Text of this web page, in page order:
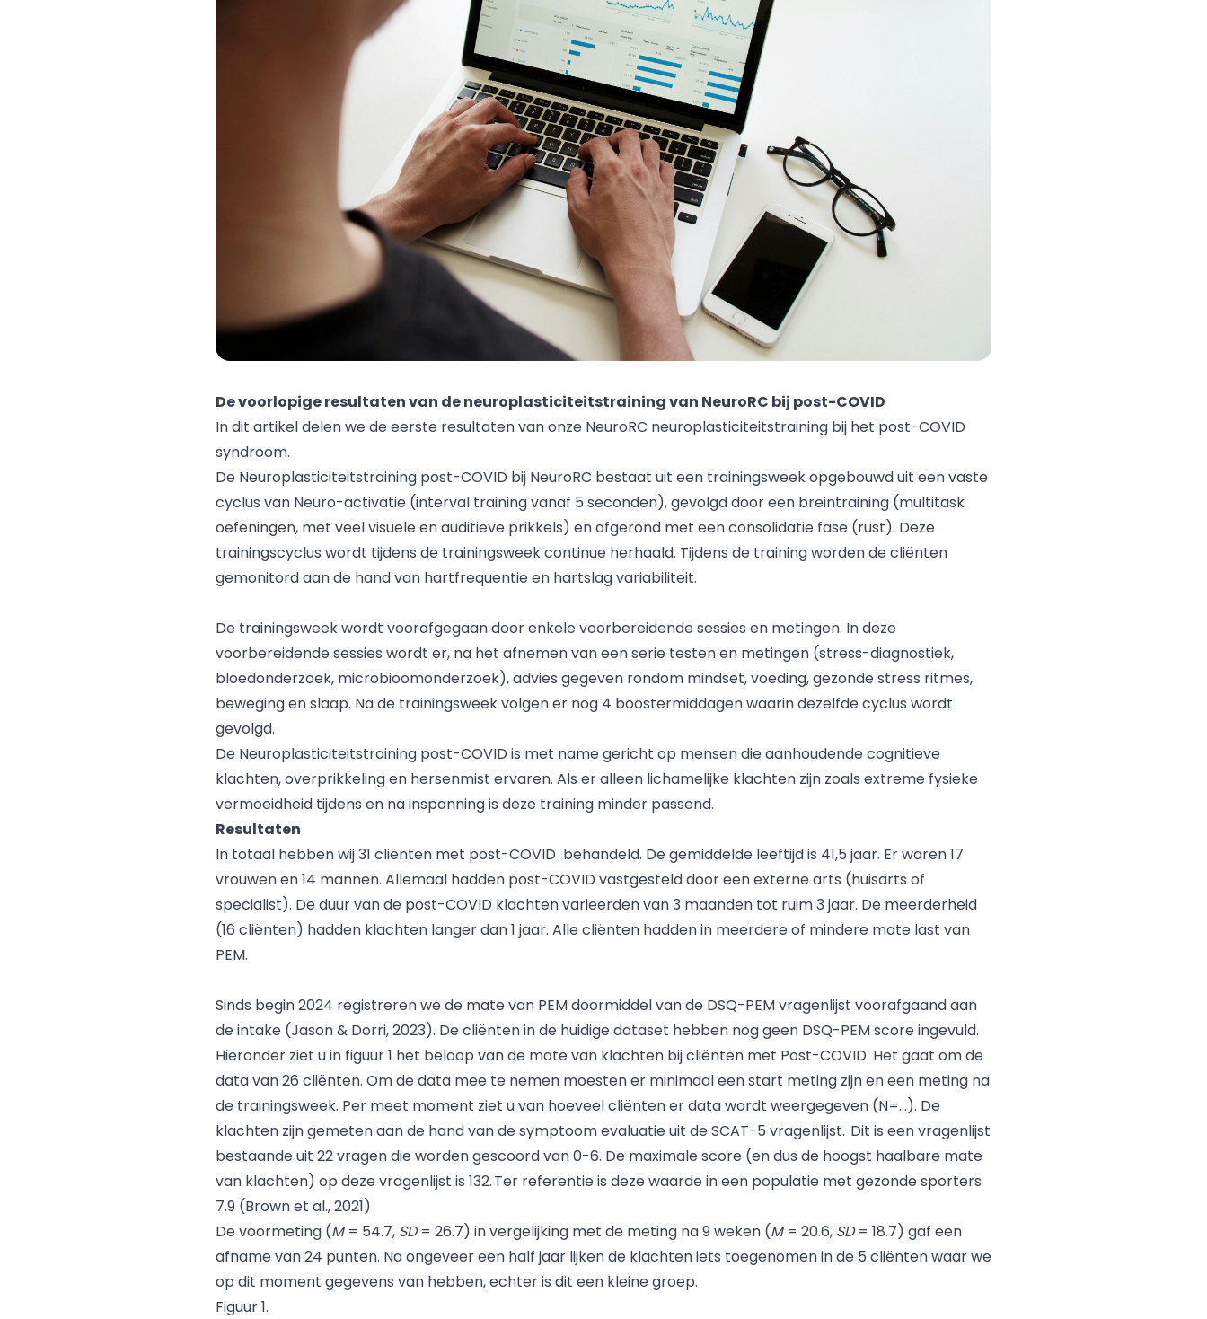
De voorlopige resultaten van de neuroplasticiteitstraining van NeuroRC bij post-COVID
In dit artikel delen we de eerste resultaten van onze NeuroRC neuroplasticiteitstraining bij het post-COVID
syndroom.
De Neuroplasticiteitstraining post-COVID bij NeuroRC bestaat uit een trainingsweek opgebouwd uit een vaste
cyclus van Neuro-activatie (interval training vanaf 5 seconden), gevolgd door een breintraining (multitask
oefeningen, met veel visuele en auditieve prikkels) en afgerond met een consolidatie fase (rust). Deze
trainingscyclus wordt tijdens de trainingsweek continue herhaald. Tijdens de training worden de cliënten
gemonitord aan de hand van hartfrequentie en hartslag variabiliteit.
De trainingsweek wordt voorafgegaan door enkele voorbereidende sessies en metingen. In deze
voorbereidende sessies wordt er, na het afnemen van een serie testen en metingen (stress-diagnostiek,
bloedonderzoek, microbioomonderzoek), advies gegeven rondom mindset, voeding, gezonde stress ritmes,
beweging en slaap. Na de trainingsweek volgen er nog 4 boostermiddagen waarin dezelfde cyclus wordt
gevolgd.
De Neuroplasticiteitstraining post-COVID is met name gericht op mensen die aanhoudende cognitieve
klachten, overprikkeling en hersenmist ervaren. Als er alleen lichamelijke klachten zijn zoals extreme fysieke
vermoeidheid tijdens en na inspanning is deze training minder passend.
Resultaten
In totaal hebben wij 31 cliënten met post-COVID behandeld. De gemiddelde leeftijd is 41,5 jaar. Er waren 17
vrouwen en 14 mannen. Allemaal hadden post-COVID vastgesteld door een externe arts (huisarts of
specialist). De duur van de post-COVID klachten varieerden van 3 maanden tot ruim 3 jaar. De meerderheid
(16 cliënten) hadden klachten langer dan 1 jaar. Alle cliënten hadden in meerdere of mindere mate last van
PEM.
Sinds begin 2024 registreren we de mate van PEM doormiddel van de DSQ-PEM vragenlijst voorafgaand aan
de intake (Jason & Dorri, 2023). De cliënten in de huidige dataset hebben nog geen DSQ-PEM score ingevuld.
Hieronder ziet u in figuur 1 het beloop van de mate van klachten bij cliënten met Post-COVID. Het gaat om de
data van 26 cliënten. Om de data mee te nemen moesten er minimaal een start meting zijn en een meting na
de trainingsweek. Per meet moment ziet u van hoeveel cliënten er data wordt weergegeven (N=…). De
klachten zijn gemeten aan de hand van de symptoom evaluatie uit de SCAT-5 vragenlijst. Dit is een vragenlijst
bestaande uit 22 vragen die worden gescoord van 0-6. De maximale score (en dus de hoogst haalbare mate
van klachten) op deze vragenlijst is 132. Ter referentie is deze waarde in een populatie met gezonde sporters
7.9 (Brown et al., 2021)
De voormeting (M= 54.7, SD= 26.7) in vergelijking met de meting na 9 weken (M= 20.6, SD= 18.7) gaf een
afname van 24 punten. Na ongeveer een half jaar lijken de klachten iets toegenomen in de 5 cliënten waar we
op dit moment gegevens van hebben, echter is dit een kleine groep.
Figuur 1.